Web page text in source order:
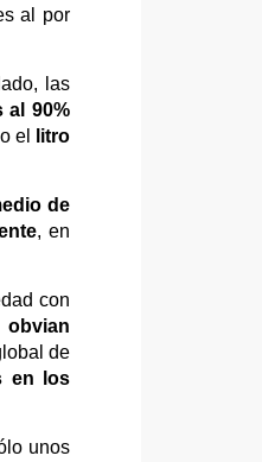
al por
las
al 90%
el
litro
de
, en
con
obvian
de
en los
unos